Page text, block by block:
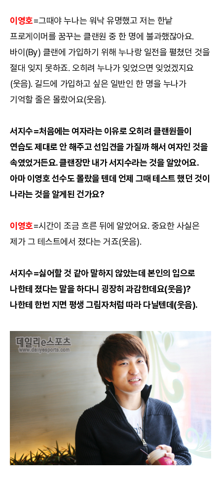
이영호=그때야 누나는 워낙 유명했고 저는 한낱
프로게이머를 꿈꾸는 클랜원 중 한 명에 불과했잖아요.
바이(By) 클랜에 가입하기 위해 누나랑 일전을 펼쳤던 것을
절대 잊지 못하죠. 오히려 누나가 잊었으면 잊었겠지요
(웃음). 길드에 가입하고 싶은 일반인 한 명을 누나가
기억할 줄은 몰랐어요(웃음).
서지수=처음에는 여자라는 이유로 오히려 클랜원들이
연습도 제대로 안 해주고 선입견을 가질까 해서 여자인 것을
속였었거든요. 클랜장만 내가 서지수라는 것을 알았어요.
아마 이영호 선수도 몰랐을 텐데 언제 그때 테스트 했던 것이
나라는 것을 알게된 건가요?
이영호=시간이 조금 흐른 뒤에 알았어요. 중요한 사실은
제가 그 테스트에서 졌다는 거죠(웃음).
서지수=싫어할 것 같아 말하지 않았는데 본인의 입으로
나한테 졌다는 말을 하다니 굉장히 과감한데요(웃음)?
나한테 한번 지면 평생 그림자처럼 따라 다닐텐데(웃음).